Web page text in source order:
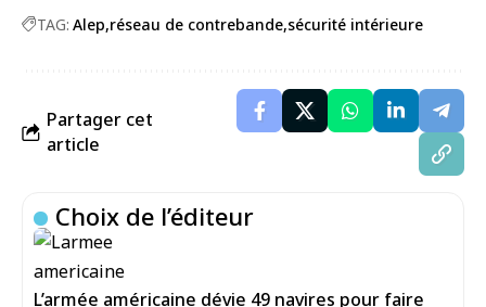
TAG: Alep réseau de contrebande sécurité intérieure
Partager cet
article
Choix de l’éditeur
L’armée américaine dévie 49 navires pour faire